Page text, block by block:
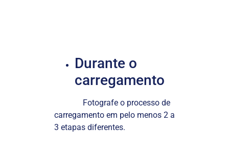
Durante o
carregamento
Fotografe o processo de
carregamento em pelo menos 2 a
3 etapas diferentes.